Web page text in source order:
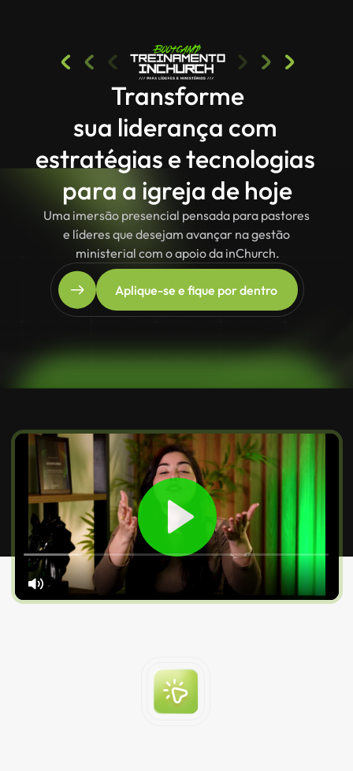
Transforme
sua liderança com
estratégias e tecnologias
para a igreja de hoje
Uma imersão presencial pensada para pastores
e líderes que desejam avançar na gestão
ministerial com o apoio da inChurch.
Aplique-se e fique por dentro